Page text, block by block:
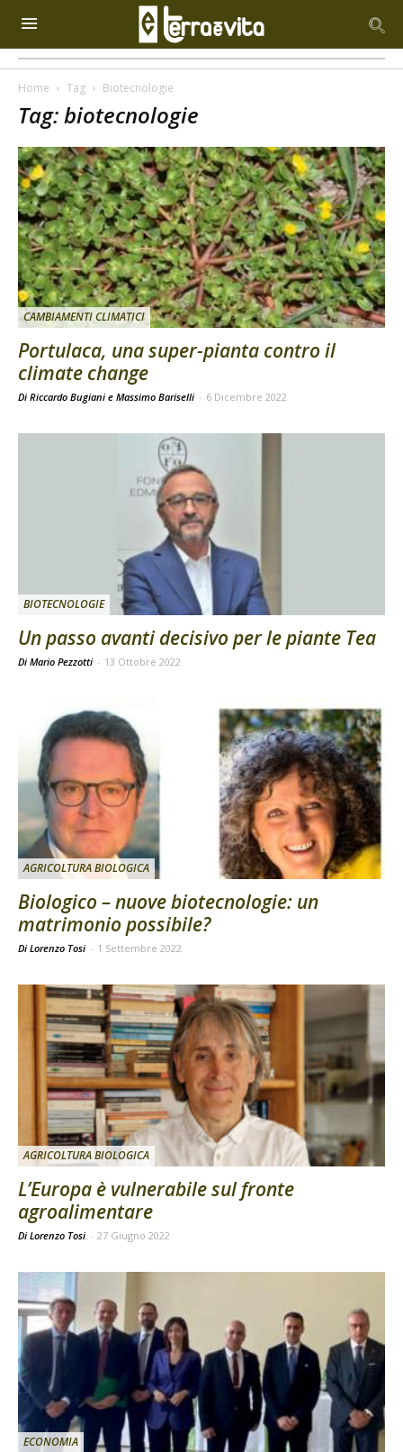
Home Tag Biotecnologie
Tag: biotecnologie
CAMBIAMENTI CLIMATICI
Portulaca, una super-pianta contro il
climate change
Di Riccardo Bugiani e Massimo Bariselli - 6 Dicembre 2022
BIOTECNOLOGIE
Un passo avanti decisivo per le piante Tea
Di Mario Pezzotti - 13 Ottobre 2022
AGRICOLTURA BIOLOGICA
Biologico – nuove biotecnologie: un
matrimonio possibile?
Di Lorenzo Tosi - 1 Settembre 2022
AGRICOLTURA BIOLOGICA
L’Europa è vulnerabile sul fronte
agroalimentare
Di Lorenzo Tosi - 27 Giugno 2022
ECONOMIA